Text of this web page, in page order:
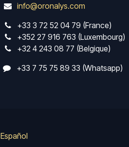
info@oronalys.com
+33 3 72 52 04 79 (France)
+352 27 916 763 (Luxembourg)
+32 4 243 08 77 (Belgique)
+33 7 75 75 89 33 (Whatsapp)
Español